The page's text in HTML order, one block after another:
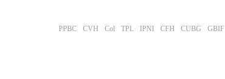
PPBC CVH Col TPL IPNI CFH CUBG GBIF